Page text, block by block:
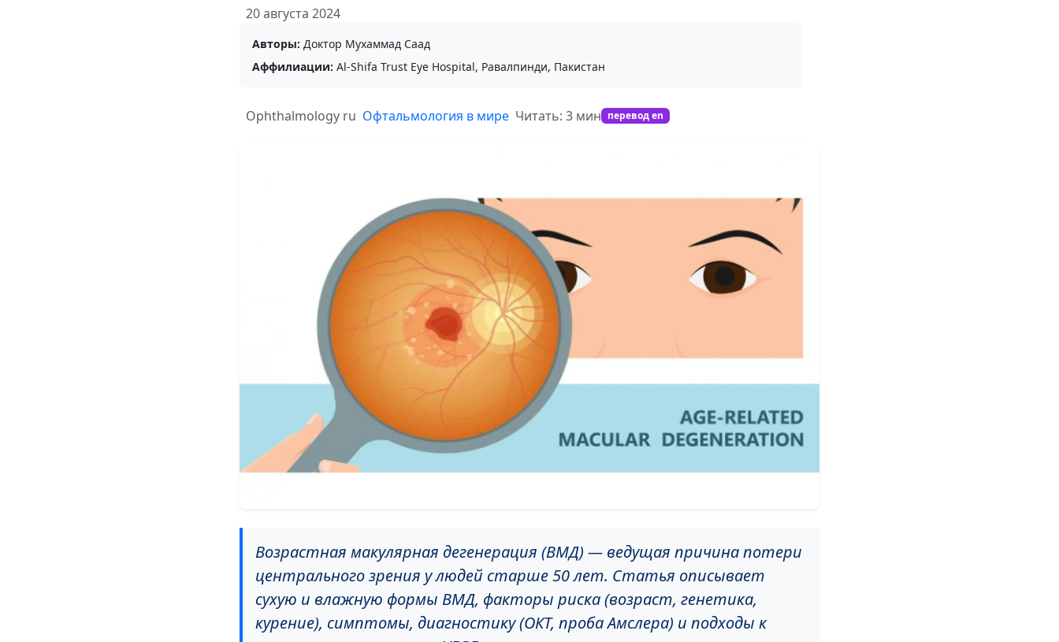
20 августа 2024
Авторы: Доктор Мухаммад Саад
Аффилиации: Al-Shifa Trust Eye Hospital, Равалпинди, Пакистан
Ophthalmology ru Офтальмология в мире Читать: 3 мин перевод en
Возрастная макулярная дегенерация (ВМД) — ведущая причина потери
центрального зрения у людей старше 50 лет. Статья описывает
сухую и влажную формы ВМД, факторы риска (возраст, генетика,
курение), симптомы, диагностику (ОКТ, проба Амслера) и подходы к